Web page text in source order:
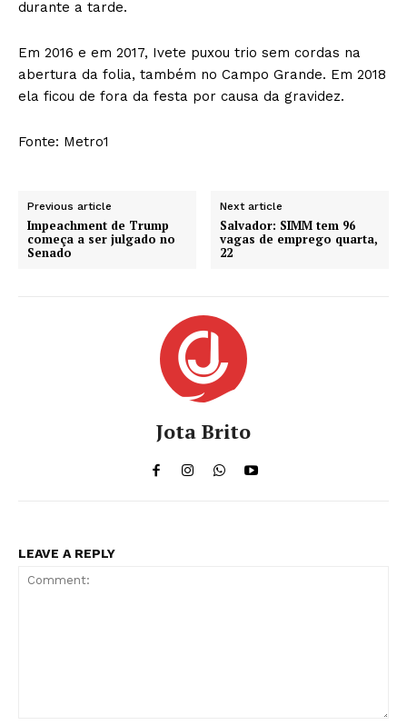
durante a tarde.
Em 2016 e em 2017, Ivete puxou trio sem cordas na
abertura da folia, também no Campo Grande. Em 2018
ela ficou de fora da festa por causa da gravidez.
Fonte: Metro1
Previous article
Impeachment de Trump
começa a ser julgado no
Senado
Next article
Salvador: SIMM tem 96
vagas de emprego quarta,
22
Jota Brito
LEAVE A REPLY